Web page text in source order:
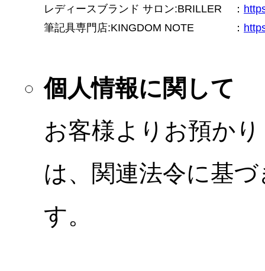
レディースブランド サロン:BRILLER
：
筆記具専門店:KINGDOM NOTE
：
個人情報に関して
お客様よりお預か
は、関連法令に基
す。